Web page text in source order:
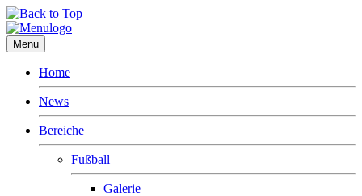
Menu
Home
News
Bereiche
Fußball
Galerie